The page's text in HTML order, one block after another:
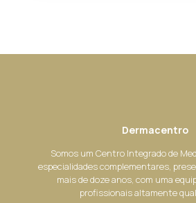
Dermacentro
Somos um Centro Integrado de
especialidades complementares,
mais de doze anos, com uma
profissionais altamente